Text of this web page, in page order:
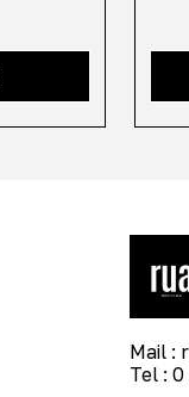
Mail :
Tel :